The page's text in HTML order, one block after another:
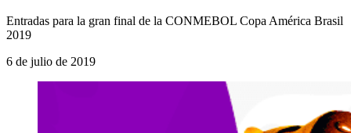
Entradas para la gran final de la CONMEBOL Copa América Brasil
2019
6 de julio de 2019